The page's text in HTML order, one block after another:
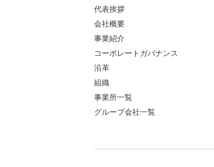
代表挨拶
会社概要
事業紹介
コーポレートガバナンス
沿革
組織
事業所一覧
グループ会社一覧